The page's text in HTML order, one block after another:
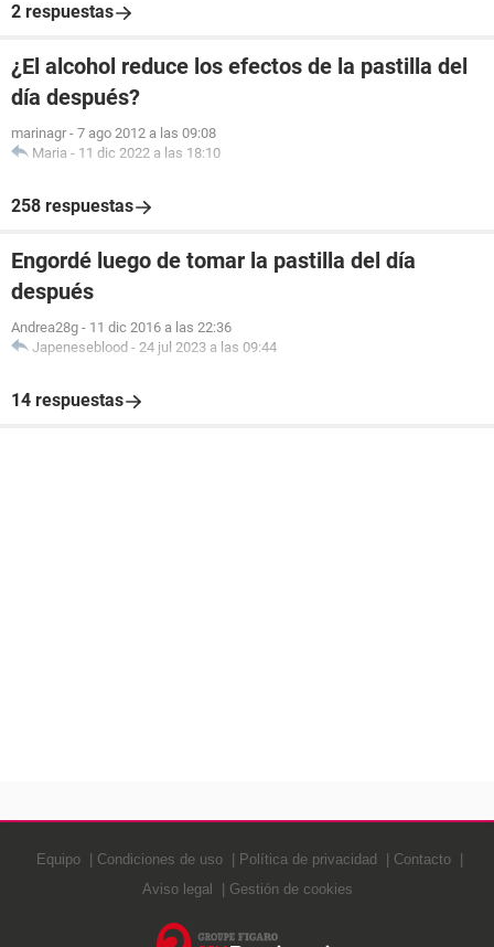
2 respuestas
¿El alcohol reduce los efectos de la pastilla del
día después?
marinagr - 7 ago 2012 a las 09:08
Maria - 11 dic 2022 a las 18:10
258 respuestas
Engordé luego de tomar la pastilla del día
después
Andrea28g - 11 dic 2016 a las 22:36
Japeneseblood - 24 jul 2023 a las 09:44
14 respuestas
Equipo Condiciones de uso Política de privacidad
Contacto
Aviso legal
Gestión de cookies